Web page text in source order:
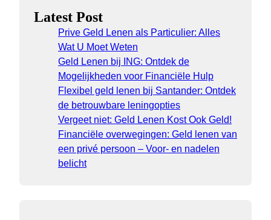
Latest Post
Prive Geld Lenen als Particulier: Alles
Wat U Moet Weten
Geld Lenen bij ING: Ontdek de
Mogelijkheden voor Financiële Hulp
Flexibel geld lenen bij Santander: Ontdek
de betrouwbare leningopties
Vergeet niet: Geld Lenen Kost Ook Geld!
Financiële overwegingen: Geld lenen van
een privé persoon – Voor- en nadelen
belicht